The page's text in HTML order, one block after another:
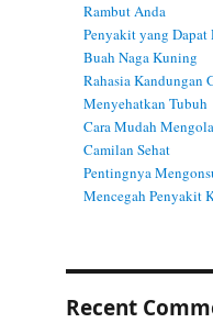
Rambut Anda
Penyakit yang Dapat
Buah Naga Kuning
Rahasia Kandungan
Menyehatkan Tubuh
Cara Mudah
Camilan Sehat
Pentingnya
Mencegah Penyakit
Recent